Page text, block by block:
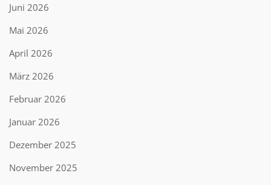
Juni 2026
Mai 2026
April 2026
März 2026
Februar 2026
Januar 2026
Dezember 2025
November 2025